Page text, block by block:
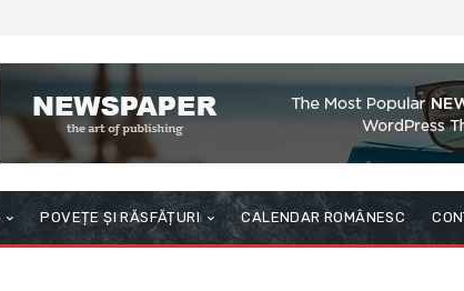
POVEȚE ȘI RĂSFĂȚURI CALENDAR ROMÂNESC